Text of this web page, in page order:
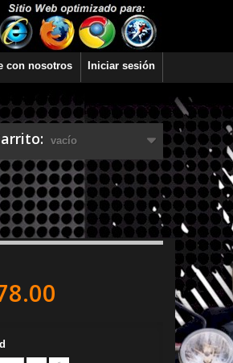
Iniciar sesión
con nosotros
vacío